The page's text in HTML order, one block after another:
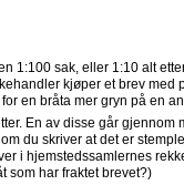
1:100 sak, eller 1:10 alt
kjøper et brev med
en bråta mer gryn på en
En av disse går gjennom
du skriver at det er
i hjemstedssamlernes
som har fraktet brevet?)